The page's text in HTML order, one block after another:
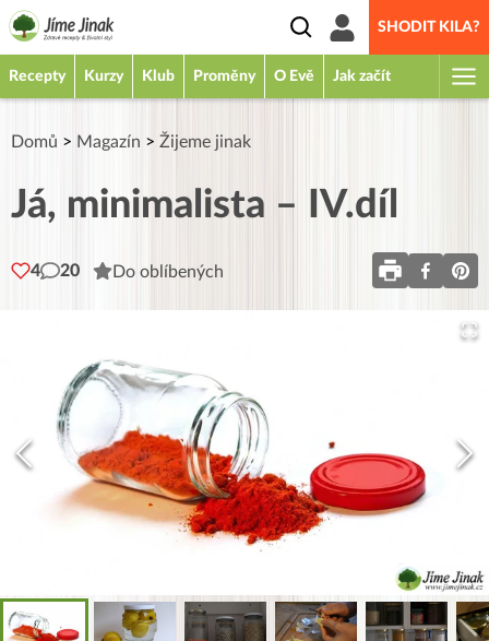
SHODIT KILA?
Recepty Kurzy Klub Proměny O Evě Jak začít
Domů > Magazín > Žijeme jinak
Já, minimalista – IV.díl
4 20 Do oblíbených